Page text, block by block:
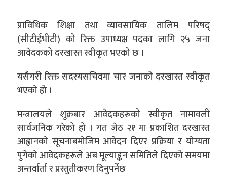
प्राविधिक शिक्षा तथा व्यावसायिक तालिम परिषद्
(सीटीईभीटी) को रिक्त उपाध्यक्ष पदका लागि २५ जना
आवेदकको दरखास्त स्वीकृत भएको छ ।
यसैगरी रिक्त सदस्यसचिवमा चार जनाको दरखास्त स्वीकृत
भएको हो ।
मन्त्रालयले शुक्रबार आवेदकहरूको स्वीकृत नामावली
सार्वजनिक गरेको हो । गत जेठ २१ मा प्रकाशित दरखास्त
आह्वानको सूचनाबमोजिम आवेदन दिएर प्रक्रिया र योग्यता
पुगेको आवेदकहरूले अब मूल्याङ्कन समितिले दिएको समयमा
अन्तर्वार्ता र प्रस्तुतीकरण दिनुपर्नेछ